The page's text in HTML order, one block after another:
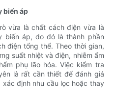
biến áp
vừa là chất cách điện vừa là
biến áp, do đó là thành phần
điện tổng thể. Theo thời gian,
suất nhiệt và điện, nhiễm ẩm
phụ lão hóa. Việc kiểm tra
là rất cần thiết để đánh giá
định nhu cầu lọc hoặc thay